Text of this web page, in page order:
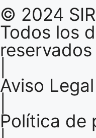
© 2024
Todos los
reservados
Aviso Legal
Política de